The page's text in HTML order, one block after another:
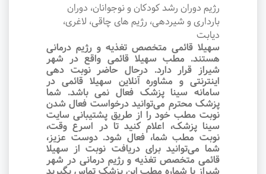
رژیم دوران رشد کودکان و نوجوانان، دوران
بارداری و شیردهی، رژیم های چاقی، لاغری،
دیابت
سهیلا قائمی متخصص تغذیه و رژیم درمانی
هستند. مطب سهیلا قائمی واقع در شهر
شیراز قرار دارد. درحال حاضر نوبت‌ دهی
اینترنتی و مشاوره آنلاین سهیلا قائمی در
سامانه سینا پزشک فعال نمی باشد. شما
پزشک محترم می‌توانید درخواست فعال شدن
نوبت مطب خود را از طریق پشتیبانی سایت
سینا پزشک، اعلام کنید تا در اسرع وقت‌،
نوبت مطب شما، فعال شود. دوست عزیز،
شما می‌توانید برای دریافت نوبت از سهیلا
قائمی متخصص تغذیه و رژیم درمانی در شهر